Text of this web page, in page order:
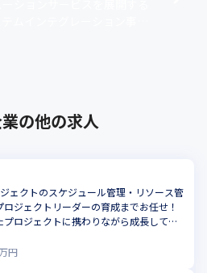
の他の求人
ェクトのスケジュール管理・リソース管
ジェクトリーダーの育成までお任せ！
ロジェクトに携わりながら成長してい
万円